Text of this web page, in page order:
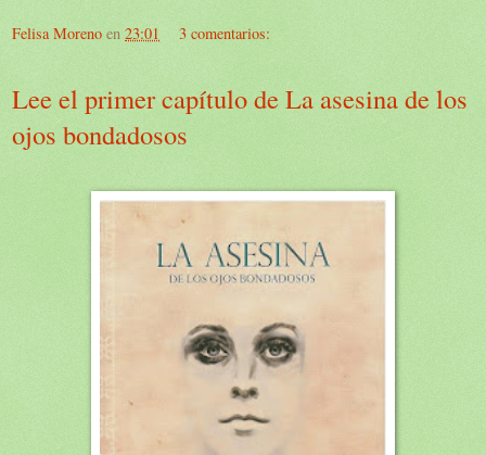
Felisa Moreno en 23:01 3 comentarios:
Lee el primer capítulo de La asesina de los
ojos bondadosos